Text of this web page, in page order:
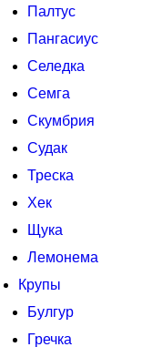
Палтус
Пангасиус
Селедка
Семга
Скумбрия
Судак
Треска
Хек
Щука
Лемонема
Крупы
Булгур
Гречка